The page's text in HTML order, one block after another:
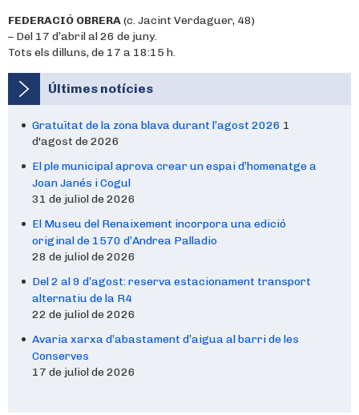
FEDERACIÓ OBRERA(c. Jacint Verdaguer, 48)
– Del 17 d’abril al 26 de juny.
Tots els dilluns, de 17 a 18:15 h.
Últimes notícies
Gratuïtat de la zona blava durant l’agost 2026 1
d'agost de 2026
El ple municipal aprova crear un espai d’homenatge a
Joan Janés i Cogul
31 de juliol de 2026
El Museu del Renaixement incorpora una edició
original de 1570 d’Andrea Palladio
28 de juliol de 2026
Del 2 al 9 d’agost: reserva estacionament transport
alternatiu de la R4
22 de juliol de 2026
Avaria xarxa d’abastament d’aigua al barri de les
Conserves
17 de juliol de 2026